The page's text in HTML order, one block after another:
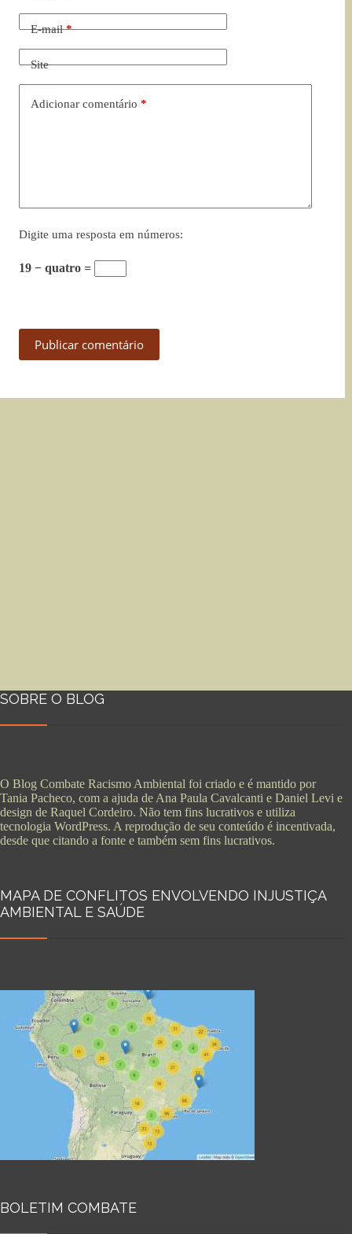
E-mail*
Site
Adicionar comentário *
Digite uma resposta em números:
19 − quatro =
Publicar comentário
SOBRE O BLOG
O Blog Combate Racismo Ambiental foi criado e é mantido por
Tania Pacheco, com a ajuda de Ana Paula Cavalcanti e Daniel Levi e
design de Raquel Cordeiro. Não tem fins lucrativos e utiliza
tecnologia WordPress. A reprodução de seu conteúdo é incentivada,
desde que citando a fonte e também sem fins lucrativos.
MAPA DE CONFLITOS ENVOLVENDO INJUSTIÇA
AMBIENTAL E SAÚDE
BOLETIM COMBATE